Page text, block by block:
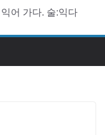
어 가다. 술:익다